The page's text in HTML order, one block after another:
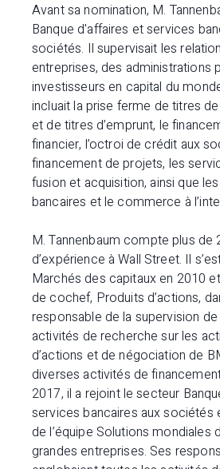
Avant sa nomination, M.
Banque d'affaires et services
sociétés. Il supervisait les
entreprises, des administrations
investisseurs en capital du
incluait la prise ferme de titres
et de titres d’emprunt, le
financier, l’octroi de crédit aux
financement de projets, les
fusion et acquisition, ainsi que
bancaires et le commerce à
M. Tannenbaum compte plus de
d’expérience à Wall Street. Il
Marchés des capitaux en 2010
de cochef, Produits d’actions,
responsable de la supervision
activités de recherche sur les
d’actions et de négociation de
diverses activités de
2017, il a rejoint le secteur
services bancaires aux sociétés
de l’équipe Solutions mondiales
grandes entreprises. Ses